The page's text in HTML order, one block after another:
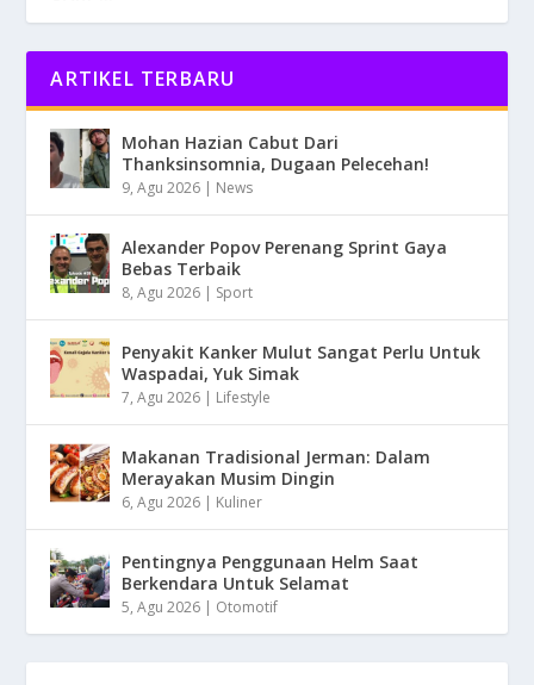
ARTIKEL TERBARU
Mohan Hazian Cabut Dari
Thanksinsomnia, Dugaan Pelecehan!
9, Agu 2026 | News
Alexander Popov Perenang Sprint Gaya
Bebas Terbaik
8, Agu 2026 | Sport
Penyakit Kanker Mulut Sangat Perlu Untuk
Waspadai, Yuk Simak
7, Agu 2026 | Lifestyle
Makanan Tradisional Jerman: Dalam
Merayakan Musim Dingin
6, Agu 2026 | Kuliner
Pentingnya Penggunaan Helm Saat
Berkendara Untuk Selamat
5, Agu 2026 | Otomotif